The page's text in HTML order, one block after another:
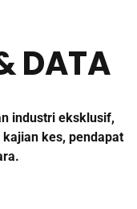
DATA
industri eksklusif,
kes, pendapat